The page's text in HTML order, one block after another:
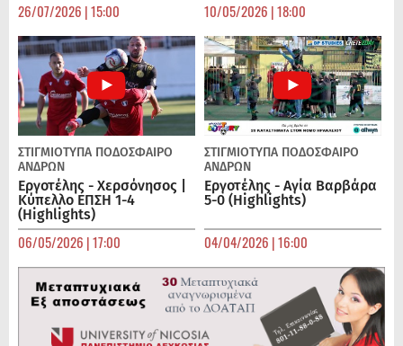
26/07/2026 | 15:00 10/05/2026 | 18:00
ΣΤΙΓΜΙΟΤΥΠΑ ΠΟΔΌΣΦΑΙΡΟ
ΑΝΔΡΏΝ
Εργοτέλης - Χερσόνησος |
Κύπελλο ΕΠΣΗ 1-4
(Highlights)
06/05/2026 | 17:00
ΣΤΙΓΜΙΟΤΥΠΑ ΠΟΔΌΣΦΑΙΡΟ
ΑΝΔΡΏΝ
Εργοτέλης - Αγία Βαρβάρα
5-0 (Highlights)
04/04/2026 | 16:00